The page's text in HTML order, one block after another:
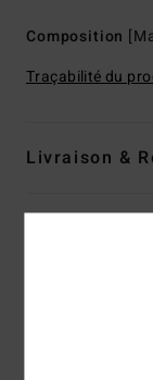
Composition
Traçabilité du
Livraison &